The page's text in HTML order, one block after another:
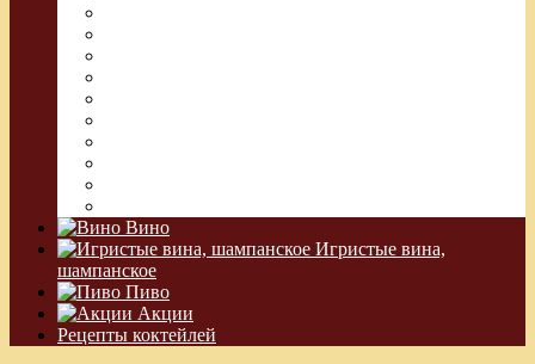
Вино
Игристые вина,
шампанское
Пиво
Акции
Рецепты коктейлей